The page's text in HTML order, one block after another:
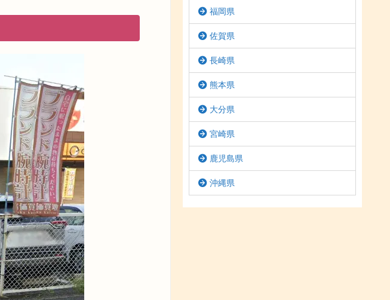
福岡県
佐賀県
長崎県
熊本県
大分県
宮崎県
鹿児島県
沖縄県